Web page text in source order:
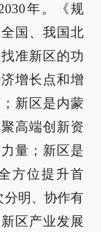
年。《规
国、我国北
准新区的功
增长点和增
新区是内蒙
高端创新资
量；新区是
方位提升首
分明、协作有
区产业发展